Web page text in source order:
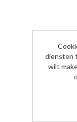
diensten
wilt